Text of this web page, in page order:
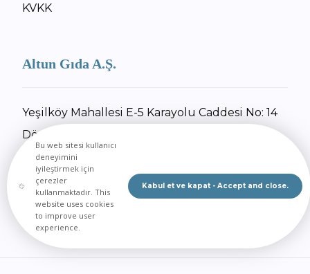
KVKK
Altun Gıda A.Ş.
Yeşilköy Mahallesi E-5 Karayolu Caddesi No: 14
Dörtyol / Hatay
+90 326 734 27 55
+90 326 734 30 92
E-Posta Gönder
Bu web sitesi kullanıcı
deneyimini
iyileştirmek için
çerezler
kullanmaktadır. This
website uses cookies
to improve user
experience.
Kabul et ve kapat - Accept and close.